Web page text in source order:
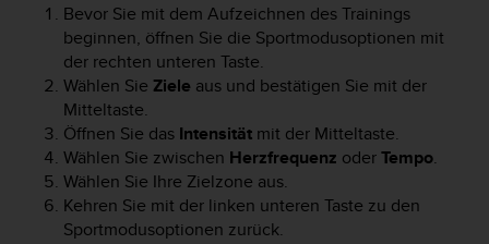
Bevor Sie mit dem Aufzeichnen des Trainings
beginnen, öffnen Sie die Sportmodusoptionen mit
der rechten unteren Taste.
Wählen Sie Ziele aus und bestätigen Sie mit der
Mitteltaste.
Öffnen Sie das Intensitätmit der Mitteltaste.
Wählen Sie zwischen Herzfrequenz oderTempo.
Wählen Sie Ihre Zielzone aus.
Kehren Sie mit der linken unteren Taste zu den
Sportmodusoptionen zurück.